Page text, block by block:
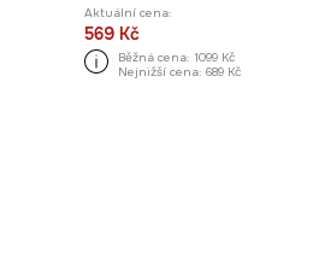
Aktuální cena:
569 Kč
Běžná cena: 1099 Kč
Nejnižší cena: 689 Kč